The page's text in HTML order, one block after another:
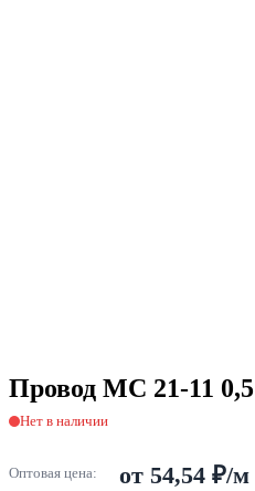
Провод МС 21-11 0,5
Нет в наличии
Оптовая цена: от 54,54 ₽/м